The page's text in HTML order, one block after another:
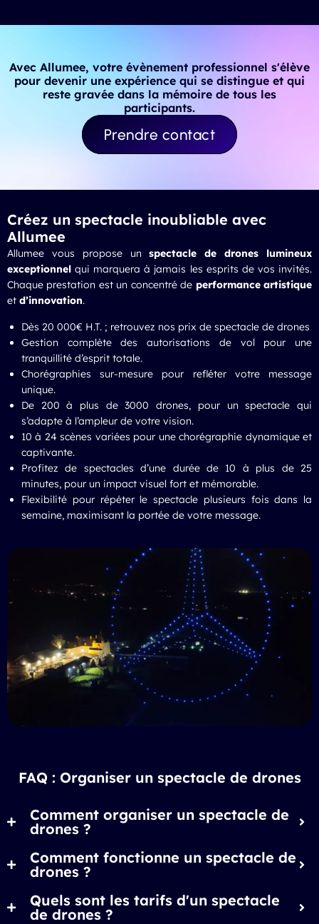
Avec Allumee, votre évènement professionnel s'élève
pour devenir une expérience qui se distingue et qui
reste gravée dans la mémoire de tous les
participants.
Prendre contact
Créez un spectacle inoubliable avec
Allumee
Allumee vous propose unspectacle de drones lumineux
exceptionnel qui marquera à jamais les esprits de vos invités.
Chaque prestation est un concentré de performance artistique
et d’innovation.
Dès 20 000€ H.T. ; retrouvez nos prix de spectacle de drones
Gestion complète des autorisations de vol pour une
tranquillité d’esprit totale.
Chorégraphies sur-mesure pour refléter votre message
unique.
De 200 à plus de 3000 drones, pour un spectacle qui
s’adapte à l’ampleur de votre vision.
10 à 24 scènes variées pour une chorégraphie dynamique et
captivante.
Profitez de spectacles d’une durée de 10 à plus de 25
minutes, pour un impact visuel fort et mémorable.
Flexibilité pour répéter le spectacle plusieurs fois dans la
semaine, maximisant la portée de votre message.
FAQ : Organiser un spectacle de drones
Comment organiser un spectacle de
drones ?
Comment fonctionne un spectacle de
drones ?
Quels sont les tarifs d'un spectacle
de drones ?